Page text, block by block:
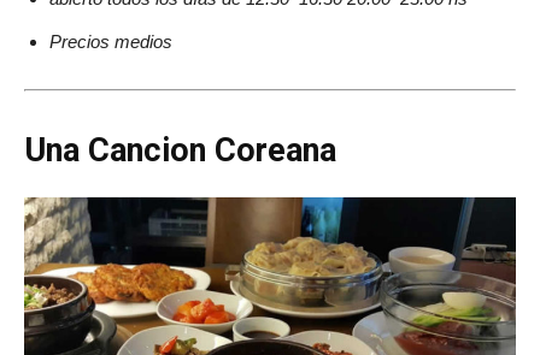
Precios medios
Una Cancion Coreana